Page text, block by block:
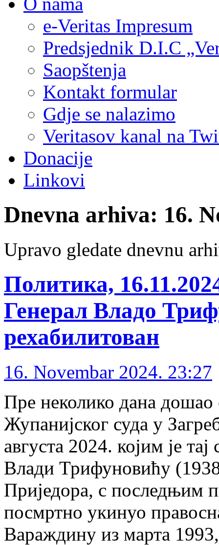
e-Veritas Impresum
Predsjednik D.I.C
Saopštenja
Kontakt formular
Gdje se nalazimo
Veritasov kanal na
Donacije
Linkovi
Dnevna arhiva: 16.
Upravo gledate dnevnu
Политика,
Генерал Владо
рехабилитован
16. Novembar 2024. 23:27
Пре неколико дана
Жупанијског суда у
августа 2024. којим је
Влади Трифуновићу
Приједора, с последњим
посмртно укинуо
Вараждину из марта